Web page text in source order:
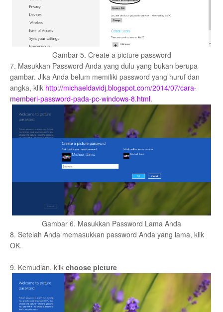
Gambar 5. Create a picture password
7. Masukkan Password Anda yang dulu yang bukan berupa
gambar. Jika Anda belum memiliki password yang huruf dan
angka, klik http://michaeldavidj.blogspot.com/2014/07/cara-
memberi-password-pada-pc-windows-8.html.
Gambar 6. Masukkan Password Lama Anda
8. Setelah Anda memasukkan password Anda yang lama, klik
OK.
9. Kemudian, klik choose picture